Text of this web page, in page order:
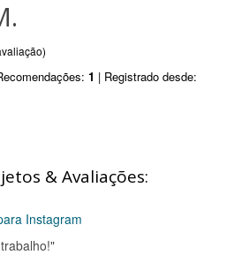
1 | Registrado desde:
& Avaliações:
Instagram